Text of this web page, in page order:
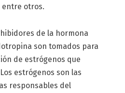
entre otros.
de la hormona
son tomados para
de estrógenos que
estrógenos son las
responsables del